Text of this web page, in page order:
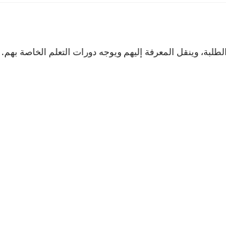
وينقل المعرفة إليهم ويوجه دورات التعلم الخاصة